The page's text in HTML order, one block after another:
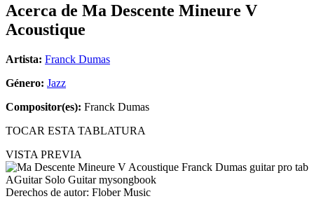
Acerca de Ma Descente Mineure V
Acoustique
Artista: Franck Dumas
Género: Jazz
Compositor(es): Franck Dumas
TOCAR ESTA TABLATURA
VISTA PREVIA
Derechos de autor: Flober Music